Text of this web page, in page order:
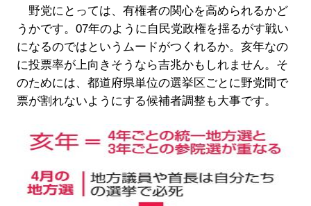
野党にとっては、有権者の関心を高められるかど
うかです。07年のように自民党政権を揺るがす戦い
になるのではというムードがつくれるか。亥年なの
に投票率が上向きそうなら吉兆かもしれません。そ
のためには、都道府県単位の選挙区ごとに野党間で
票が割れないようにする候補者調整も大事です。